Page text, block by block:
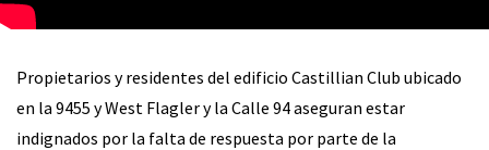
Propietarios y residentes del edificio Castillian Club ubicado
en la 9455 y West Flagler y la Calle 94 aseguran estar
indignados por la falta de respuesta por parte de la